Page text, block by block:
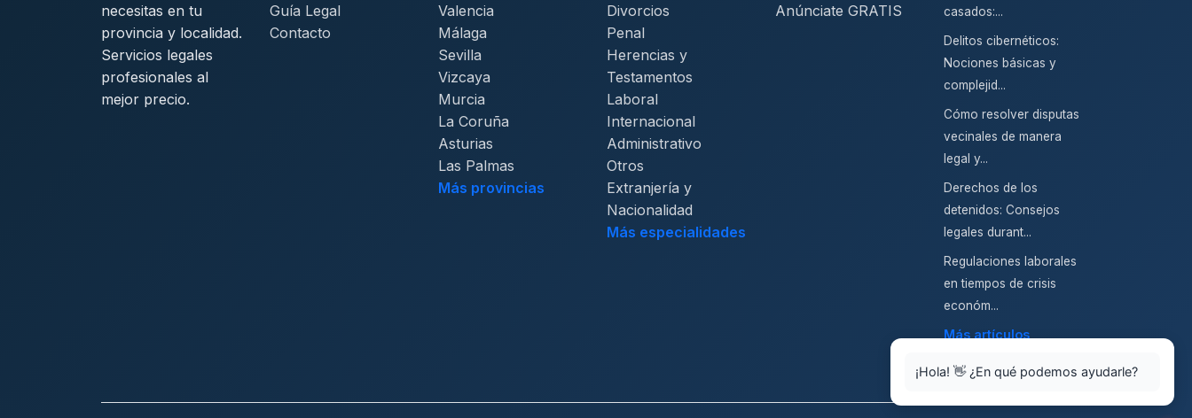
necesitas en tu
provincia y localidad.
Servicios legales
profesionales al
mejor precio.
Guía Legal
Contacto
Valencia
Málaga
Sevilla
Vizcaya
Murcia
La Coruña
Asturias
Las Palmas
Más provincias
Divorcios
Penal
Herencias y
Testamentos
Laboral
Internacional
Administrativo
Otros
Extranjería y
Nacionalidad
Más especialidades
Anúnciate GRATIS
casados:...
Delitos cibernéticos:
Nociones básicas y
complejid...
Cómo resolver disputas
vecinales de manera
legal y...
Derechos de los
detenidos: Consejos
legales durant...
Regulaciones laborales
en tiempos de crisis
económ...
Más artículos
¡Hola! 👋 ¿En qué podemos ayudarle?